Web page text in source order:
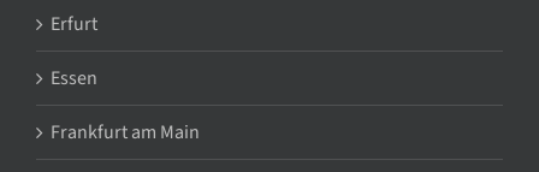
Erfurt
Essen
Frankfurt am Main